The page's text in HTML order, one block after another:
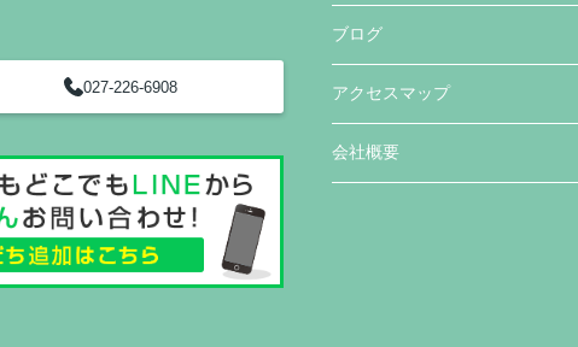
027-226-6908
ブログ
アクセスマップ
会社概要